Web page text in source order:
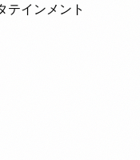
テインメント